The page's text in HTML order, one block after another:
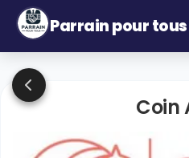
Parrain pour tous
Coin